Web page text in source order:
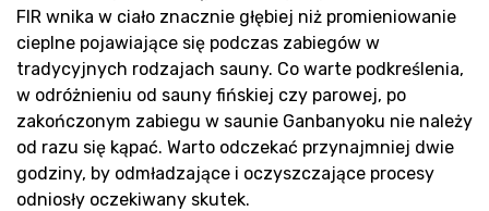
FIR wnika w ciało znacznie głębiej niż promieniowanie
cieplne pojawiające się podczas zabiegów w
tradycyjnych rodzajach sauny. Co warte podkreślenia,
w odróżnieniu od sauny fińskiej czy parowej, po
zakończonym zabiegu w saunie Ganbanyoku nie należy
od razu się kąpać. Warto odczekać przynajmniej dwie
godziny, by odmładzające i oczyszczające procesy
odniosły oczekiwany skutek.